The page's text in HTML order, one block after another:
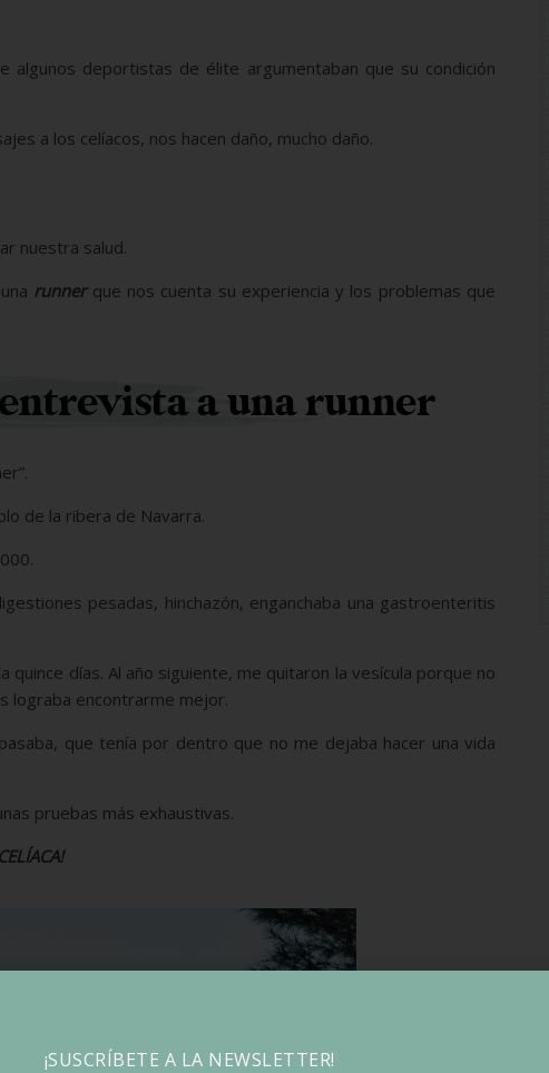
algunos deportistas de élite argumentaban que su condición
a los celíacos, nos hacen daño, mucho daño.
nuestra salud.
runnerque nos cuenta su experiencia y los problemas que
a una runner
de la ribera de Navarra.
pesadas, hinchazón, enganchaba una gastroenteritis
días. Al año siguiente, me quitaron la vesícula porque no
lograba encontrarme mejor.
que tenía por dentro que no me dejaba hacer una vida
pruebas más exhaustivas.
¡SUSCRÍBETE A LA NEWSLETTER!